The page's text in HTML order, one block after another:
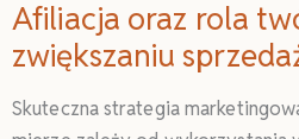
Afiliacja oraz rola
zwiększaniu
Skuteczna strategia